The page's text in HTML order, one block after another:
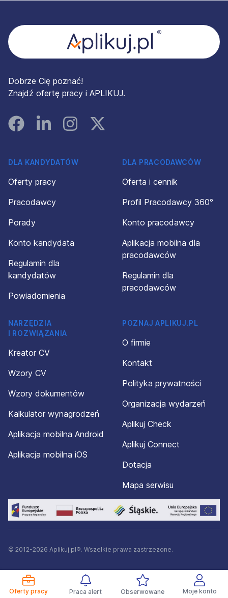
Oferty pracy Praca alert Obserwowane Moje konto
Dobrze Cię poznać!
Znajdź ofertę pracy i APLIKUJ.
FacebookLinked InInstagramInstagram
DLA KANDYDATÓW
Oferty pracy
Pracodawcy
Porady
Konto kandydata
Regulamin dla
kandydatów
Powiadomienia
DLA PRACODAWCÓW
Oferta i cennik
Profil Pracodawcy 360°
Konto pracodawcy
Aplikacja mobilna dla
pracodawców
Regulamin dla
pracodawców
NARZĘDZIA
I ROZWIĄZANIA
Kreator CV
Wzory CV
Wzory dokumentów
Kalkulator wynagrodzeń
Aplikacja mobilna Android
Aplikacja mobilna iOS
POZNAJ APLIKUJ.PL
O firmie
Kontakt
Polityka prywatności
Organizacja wydarzeń
Aplikuj Check
Aplikuj Connect
Dotacja
Mapa serwisu
© 2012-2026 Aplikuj.pl®. Wszelkie prawa zastrzeżone.